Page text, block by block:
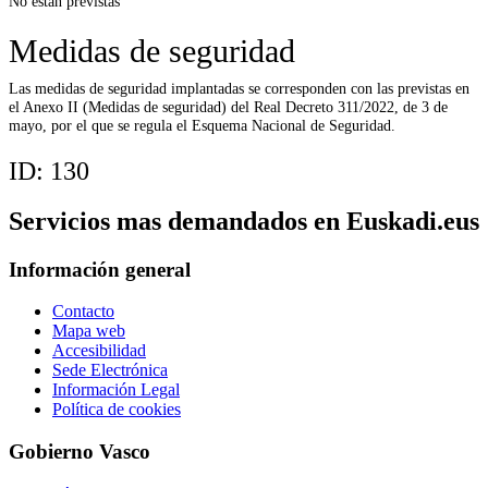
Medidas de seguridad
Las medidas de seguridad implantadas se corresponden con las previstas en
el Anexo II (Medidas de seguridad) del Real Decreto 311/2022, de 3 de
mayo, por el que se regula el Esquema Nacional de Seguridad.
ID: 130
Servicios mas demandados en Euskadi.eus
Información general
Contacto
Mapa web
Accesibilidad
Sede Electrónica
Información Legal
Política de cookies
Gobierno Vasco